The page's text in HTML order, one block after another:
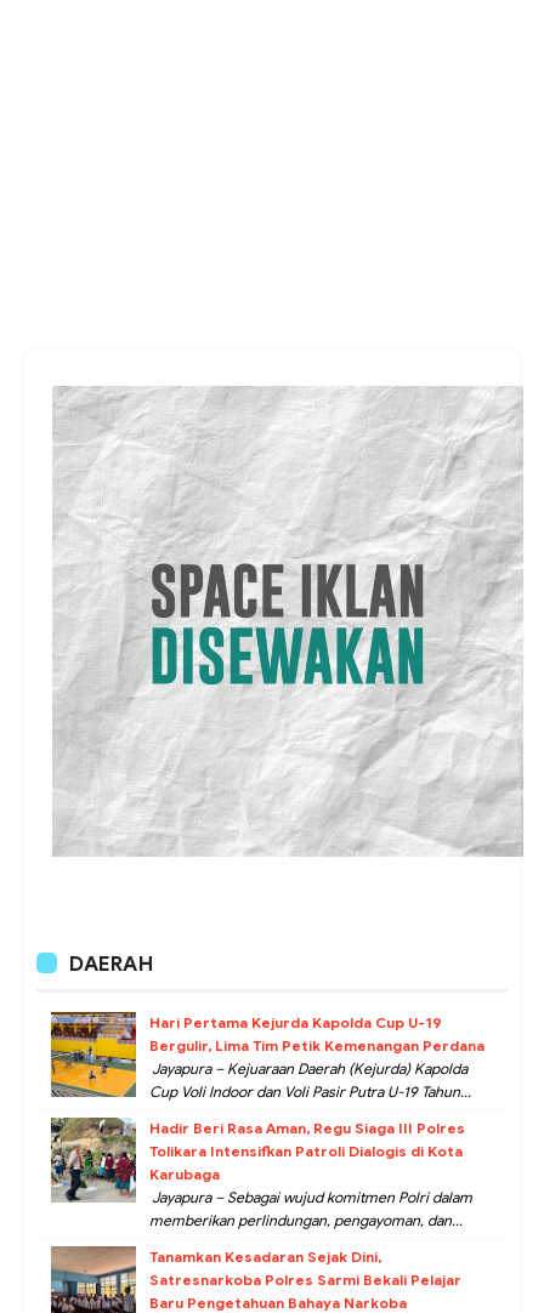
DAERAH
Hari Pertama Kejurda Kapolda Cup U-19
Bergulir, Lima Tim Petik Kemenangan Perdana
Jayapura – Kejuaraan Daerah (Kejurda) Kapolda
Cup Voli Indoor dan Voli Pasir Putra U-19 Tahun...
Hadir Beri Rasa Aman, Regu Siaga III Polres
Tolikara Intensifkan Patroli Dialogis di Kota
Karubaga
Jayapura – Sebagai wujud komitmen Polri dalam
memberikan perlindungan, pengayoman, dan...
Tanamkan Kesadaran Sejak Dini,
Satresnarkoba Polres Sarmi Bekali Pelajar
Baru Pengetahuan Bahaya Narkoba